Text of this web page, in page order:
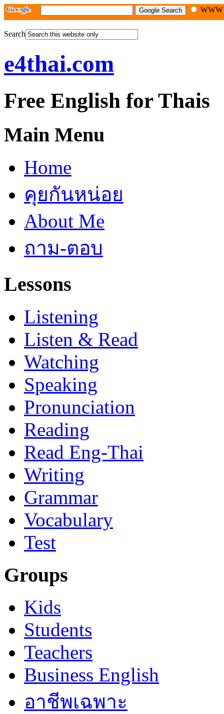
Search
e4thai.com
Free English for Thais
Main Menu
Home
คุยกันหน่อย
About Me
ถาม-ตอบ
Lessons
Listening
Listen & Read
Watching
Speaking
Pronunciation
Reading
Read Eng-Thai
Writing
Grammar
Vocabulary
Test
Groups
Kids
Students
Teachers
Business English
อาชีพเฉพาะ